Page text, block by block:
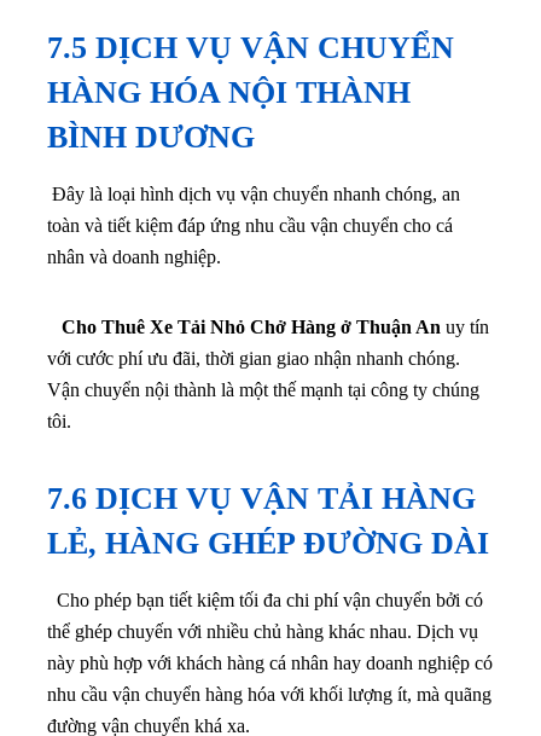
7.5 DỊCH VỤ VẬN CHUYỂN
HÀNG HÓA NỘI THÀNH
BÌNH DƯƠNG
Đây là loại hình dịch vụ vận chuyển nhanh chóng, an
toàn và tiết kiệm đáp ứng nhu cầu vận chuyển cho cá
nhân và doanh nghiệp.
Cho Thuê Xe Tải Nhỏ Chở Hàng ở Thuận An uy tín
với cước phí ưu đãi, thời gian giao nhận nhanh chóng.
Vận chuyển nội thành là một thế mạnh tại công ty chúng
tôi.
7.6 DỊCH VỤ VẬN TẢI HÀNG
LẺ, HÀNG GHÉP ĐƯỜNG DÀI
Cho phép bạn tiết kiệm tối đa chi phí vận chuyển bởi có
thể ghép chuyến với nhiều chủ hàng khác nhau. Dịch vụ
này phù hợp với khách hàng cá nhân hay doanh nghiệp có
nhu cầu vận chuyển hàng hóa với khối lượng ít, mà quãng
đường vận chuyển khá xa.